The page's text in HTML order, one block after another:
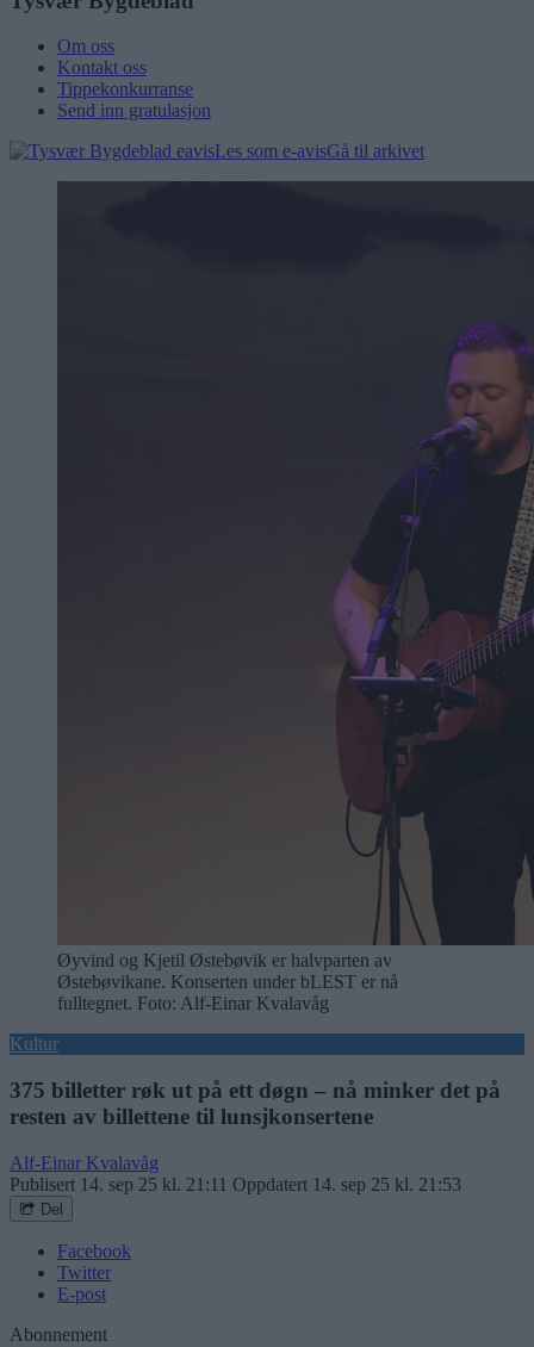
Om oss
Kontakt oss
Tippekonkurranse
Send inn gratulasjon
Les som e-avisGå til arkivet
Øyvind og Kjetil Østebøvik er halvparten av
Østebøvikane. Konserten under bLEST er nå
fulltegnet. Foto: Alf-Einar Kvalavåg
Kultur
375 billetter røk ut på ett døgn – nå minker det på
resten av billettene til lunsjkonsertene
Alf-Einar Kvalavåg
Publisert 14. sep 25 kl. 21:11 Oppdatert 14. sep 25 kl. 21:53
Del
Facebook
Twitter
E-post
Abonnement